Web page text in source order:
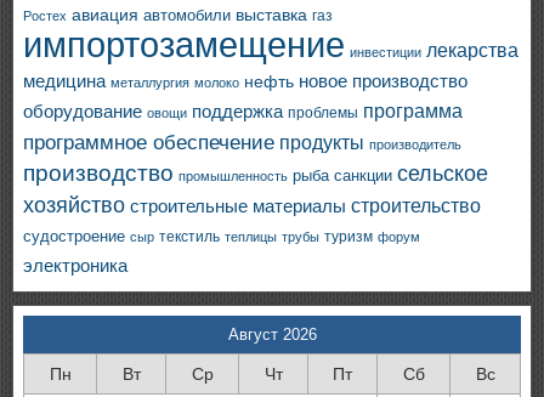
Ростех авиация автомобили выставка газ
импортозамещение инвестиции лекарства
медицина металлургия молоко нефть новое производство
оборудование овощи поддержка проблемы программа
программное обеспечение продукты производитель
производство промышленность рыба санкции сельское
хозяйство строительные материалы строительство
судостроение сыр текстиль теплицы трубы туризм форум
электроника
Август 2026
Пн Вт Ср Чт Пт Сб Вс